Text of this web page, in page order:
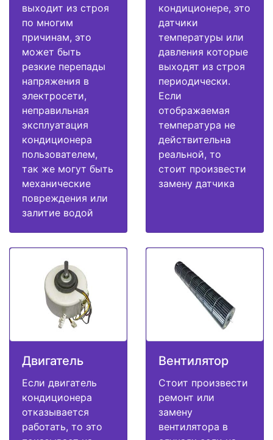
выходит из строя
по многим
причинам, это
может быть
резкие перепады
напряжения в
электросети,
неправильная
эксплуатация
кондиционера
пользователем,
так же могут быть
механические
повреждения или
залитие водой
кондиционере, это
датчики
температуры или
давления которые
выходят из строя
периодически.
Если
отображаемая
температура не
действительна
реальной, то
стоит произвести
замену датчика
Двигатель
Если двигатель
кондиционера
отказывается
работать, то это
Вентилятор
Стоит произвести
ремонт или
замену
вентилятора в